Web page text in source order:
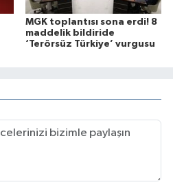
MGK toplantısı sona erdi! 8
maddelik bildiride
‘Terörsüz Türkiye’ vurgusu